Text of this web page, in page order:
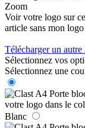
Zoom
Voir votre logo sur
article sans mon logo
Télécharger un autre
Sélectionnez vos
Sélectionnez une
Blanc